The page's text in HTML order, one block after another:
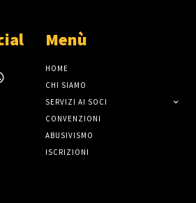
Menù
HOME
CHI SIAMO
SERVIZI AI SOCI
CONVENZIONI
ABUSIVISMO
ISCRIZIONI